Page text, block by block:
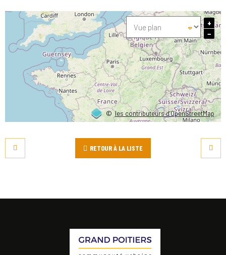
©les contributeurs d’OpenStreetMap
+
−
RETOUR À LA LISTE